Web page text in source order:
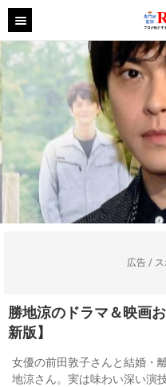
広告 /
勝地涼のドラマ＆映画
新版】
女優の前田敦子さんと結婚・
地涼さん。実は味わい深い演